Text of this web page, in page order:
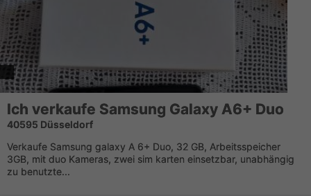
Ich verkaufe Samsung Galaxy A6+ Duo
40595 Düsseldorf
Verkaufe Samsung galaxy A 6+ Duo, 32 GB, Arbeitsspeicher
3GB, mit duo Kameras, zwei sim karten einsetzbar, unabhängig
zu benutzte...